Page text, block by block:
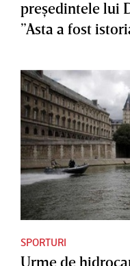
preşedintele lui
”Asta a fost
SPORTURI
Urme de